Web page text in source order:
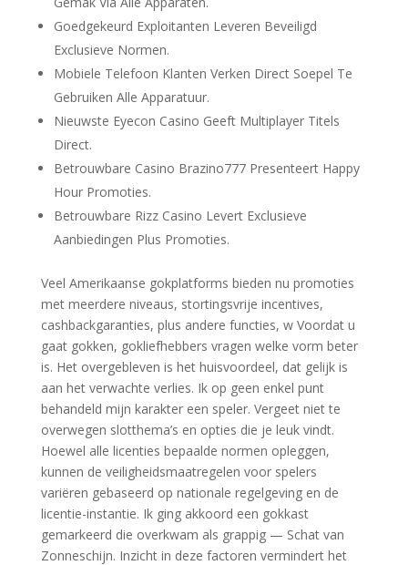
Goedgekeurd Exploitanten Leveren Beveiligd
Exclusieve Normen.
Mobiele Telefoon Klanten Verken Direct Soepel Te
Gebruiken Alle Apparatuur.
Nieuwste Eyecon Casino Geeft Multiplayer Titels
Direct.
Betrouwbare Casino Brazino777 Presenteert Happy
Hour Promoties.
Betrouwbare Rizz Casino Levert Exclusieve
Aanbiedingen Plus Promoties.
Veel Amerikaanse gokplatforms bieden nu promoties
met meerdere niveaus, stortingsvrije incentives,
cashbackgaranties, plus andere functies, w Voordat u
gaat gokken, gokliefhebbers vragen welke vorm beter
is. Het overgebleven is het huisvoordeel, dat gelijk is
aan het verwachte verlies. Ik op geen enkel punt
behandeld mijn karakter een speler. Vergeet niet te
overwegen slotthema’s en opties die je leuk vindt.
Hoewel alle licenties bepaalde normen opleggen,
kunnen de veiligheidsmaatregelen voor spelers
variëren gebaseerd op nationale regelgeving en de
licentie-instantie. Ik ging akkoord een gokkast
gemarkeerd die overkwam als grappig — Schat van
Zonneschijn. Inzicht in deze factoren vermindert het